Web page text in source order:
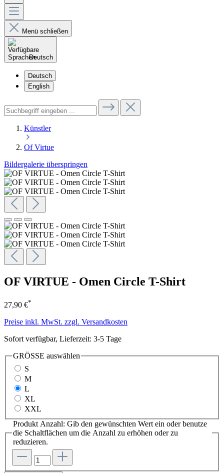
Menü schließen
Deutsch
Deutsch
English
Künstler
Of Virtue
Bildergalerie überspringen
OF VIRTUE - Omen Circle T-Shirt
27,90 €*
Preise inkl. MwSt. zzgl. Versandkosten
Sofort verfügbar, Lieferzeit: 3-5 Tage
GRÖSSE auswählen
S
M
L
XL
XXL
Produkt Anzahl: Gib den gewünschten Wert ein oder benutze
die Schaltflächen um die Anzahl zu erhöhen oder zu
reduzieren.